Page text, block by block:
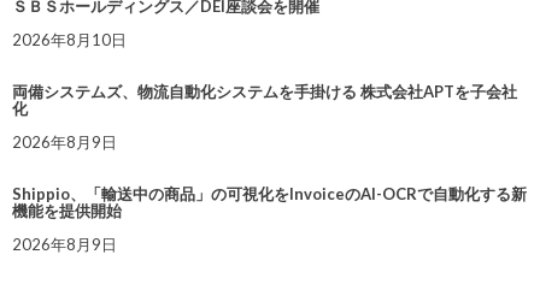
ＳＢＳホールディングス／DEI座談会を開催
2026年8月10日
両備システムズ、物流自動化システムを手掛ける 株式会社APTを子会社
化
2026年8月9日
Shippio、「輸送中の商品」の可視化をInvoiceのAI-OCRで自動化する新
機能を提供開始
2026年8月9日